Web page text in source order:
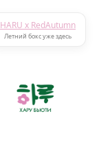
HARU x RedAutumn
Летний бокс уже здесь